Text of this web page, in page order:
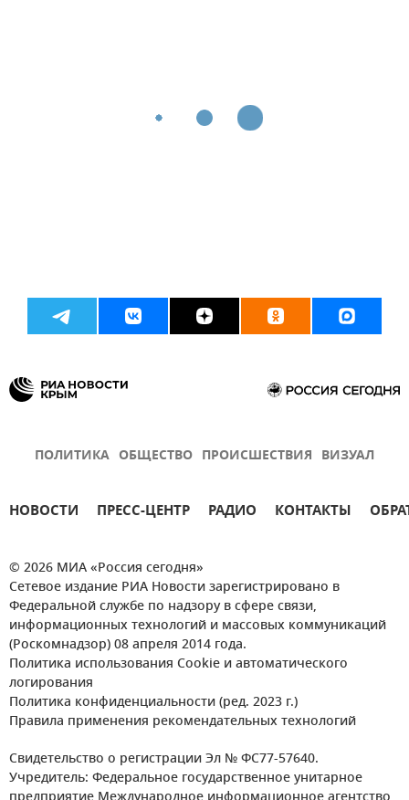
ПОЛИТИКА ОБЩЕСТВО ПРОИСШЕСТВИЯ ВИЗУАЛ
НОВОСТИ ПРЕСС-ЦЕНТР РАДИО КОНТАКТЫ
© 2026 МИА «Россия сегодня»
Сетевое издание РИА Новости зарегистрировано в
Федеральной службе по надзору в сфере связи,
информационных технологий и массовых коммуникаций
(Роскомнадзор) 08 апреля 2014 года.
Политика использования Cookie и автоматического
логирования
Политика конфиденциальности (ред. 2023 г.)
Правила применения рекомендательных технологий
Свидетельство о регистрации Эл № ФС77-57640.
Учредитель: Федеральное государственное унитарное